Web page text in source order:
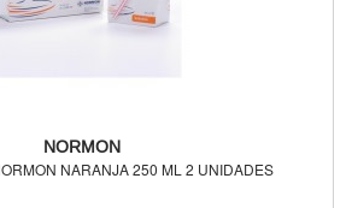
NORMON
NARANJA 250 ML 2 UNIDADES